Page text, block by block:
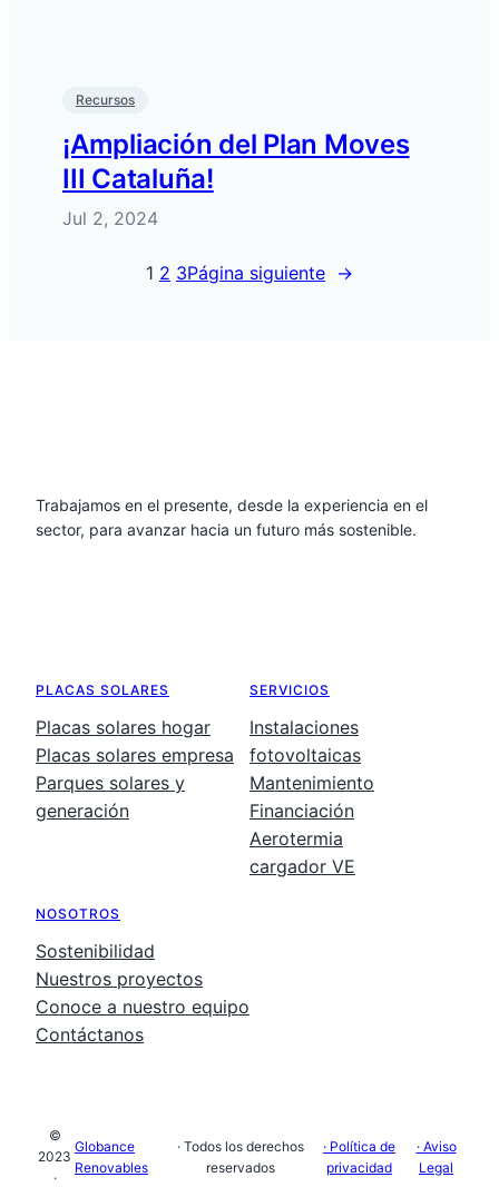
Recursos
¡Ampliación del Plan Moves
III Cataluña!
Jul 2, 2024
1 2 3Página siguiente →
Trabajamos en el presente, desde la experiencia en el
sector, para avanzar hacia un futuro más sostenible.
PLACAS SOLARES
Placas solares hogar
Placas solares empresa
Parques solares y
generación
SERVICIOS
Instalaciones
fotovoltaicas
Mantenimiento
Financiación
Aerotermia
cargador VE
NOSOTROS
Sostenibilidad
Nuestros proyectos
Conoce a nuestro equipo
Contáctanos
©
2023
·
Globance
Renovables
· Todos los derechos
reservados
· Política de
privacidad
· Aviso
Legal